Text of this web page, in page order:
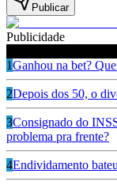
Publicar
Publicidade
1Ganhou na bet?
2Depois dos 50, o
3Consignado do
problema pra frente?
4Endividamento